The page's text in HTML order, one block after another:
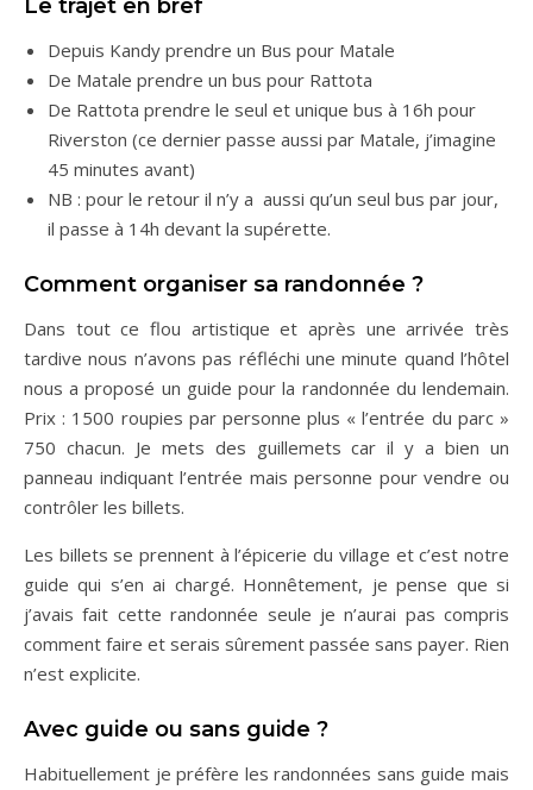
Le trajet en bref
Depuis Kandy prendre un Bus pour Matale
De Matale prendre un bus pour Rattota
De Rattota prendre le seul et unique bus à 16h pour
Riverston (ce dernier passe aussi par Matale, j’imagine
45 minutes avant)
NB : pour le retour il n’y a aussi qu’un seul bus par jour,
il passe à 14h devant la supérette.
Comment organiser sa randonnée ?
Dans tout ce flou artistique et après une arrivée très
tardive nous n’avons pas réfléchi une minute quand l’hôtel
nous a proposé un guide pour la randonnée du lendemain.
Prix : 1500 roupies par personne plus « l’entrée du parc »
750 chacun. Je mets des guillemets car il y a bien un
panneau indiquant l’entrée mais personne pour vendre ou
contrôler les billets.
Les billets se prennent à l’épicerie du village et c’est notre
guide qui s’en ai chargé. Honnêtement, je pense que si
j’avais fait cette randonnée seule je n’aurai pas compris
comment faire et serais sûrement passée sans payer. Rien
n’est explicite.
Avec guide ou sans guide ?
Habituellement je préfère les randonnées sans guide mais